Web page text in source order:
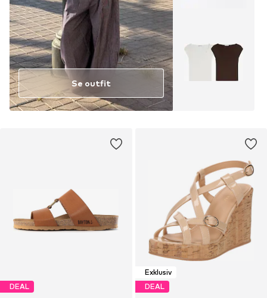
Se outfit
DEAL
Exklusiv
DEAL